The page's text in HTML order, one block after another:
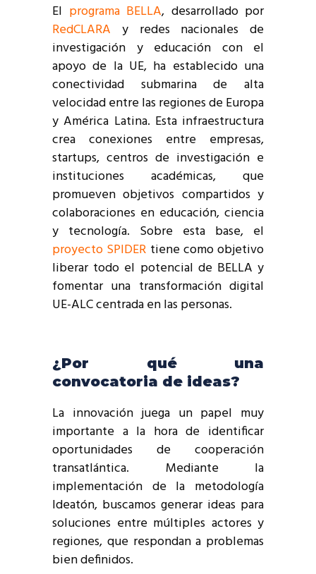
El programa BELLA, desarrollado por
RedCLARA y redes nacionales de
investigación y educación con el
apoyo de la UE, ha establecido una
conectividad submarina de alta
velocidad entre las regiones de Europa
y América Latina. Esta infraestructura
crea conexiones entre empresas,
startups, centros de investigación e
instituciones académicas, que
promueven objetivos compartidos y
colaboraciones en educación, ciencia
y tecnología. Sobre esta base, el
proyecto SPIDER tiene como objetivo
liberar todo el potencial de BELLA y
fomentar una transformación digital
UE-ALC centrada en las personas.
¿Por qué una
convocatoria de ideas?
La innovación juega un papel muy
importante a la hora de identificar
oportunidades de cooperación
transatlántica. Mediante la
implementación de la metodología
Ideatón, buscamos generar ideas para
soluciones entre múltiples actores y
regiones, que respondan a problemas
bien definidos.